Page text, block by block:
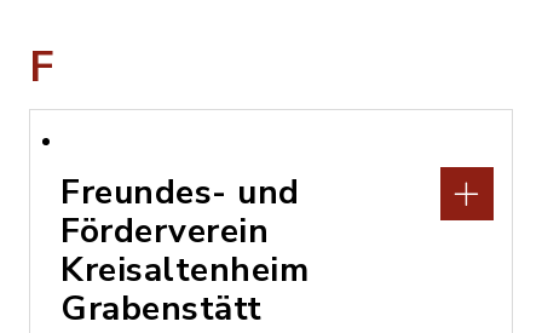
F
Freundes- und
Förderverein
Kreisaltenheim
Grabenstätt